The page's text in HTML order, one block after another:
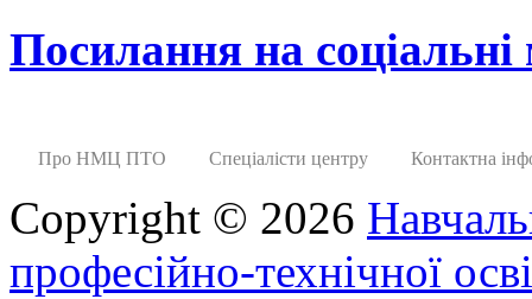
Посилання на соціальні
Про НМЦ ПТО Спеціалісти центру Контактна
Copyright © 2026
професійно-технічної